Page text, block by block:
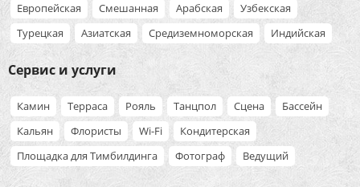
Европейская
Смешанная Арабская
Узбекская
Турецкая
Азиатская Средиземноморская Индийская
Сервис и услуги
Камин Терраса Рояль Танцпол Сцена
Бассейн
Кальян
Флористы Wi-Fi
Кондитерская
Площадка для Тимбилдинга
Фотограф Ведущий